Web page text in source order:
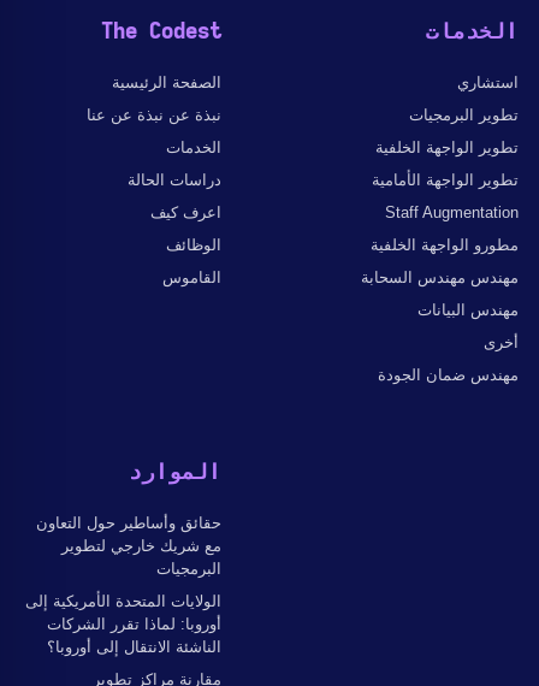
The Codest
الصفحة الرئيسية
نبذة عن نبذة عن عنا
الخدمات
دراسات الحالة
اعرف كيف
الوظائف
القاموس
الخدمات
استشاري
تطوير البرمجيات
تطوير الواجهة الخلفية
تطوير الواجهة الأمامية
Staff Augmentation
مطورو الواجهة الخلفية
مهندس مهندس السحابة
مهندس البيانات
أخرى
مهندس ضمان الجودة
الموارد
حقائق وأساطير حول التعاون
مع شريك خارجي لتطوير
البرمجيات
الولايات المتحدة الأمريكية إلى
أوروبا: لماذا تقرر الشركات
الناشئة الانتقال إلى أوروبا؟
مقارنة مراكز تطوير